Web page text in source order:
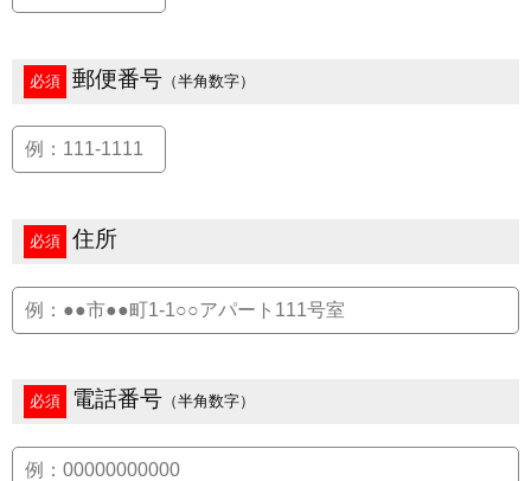
必須 郵便番号 （半角数字）
必須 住所
必須 電話番号 （半角数字）